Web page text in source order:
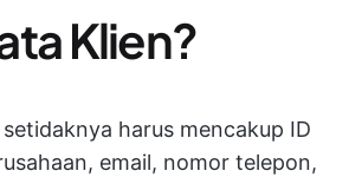
Klien?
harus mencakup ID
email, nomor telepon,